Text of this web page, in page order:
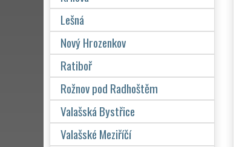
Lešná
Nový Hrozenkov
Ratiboř
Rožnov pod Radhoštěm
Valašská Bystřice
Valašské Meziříčí